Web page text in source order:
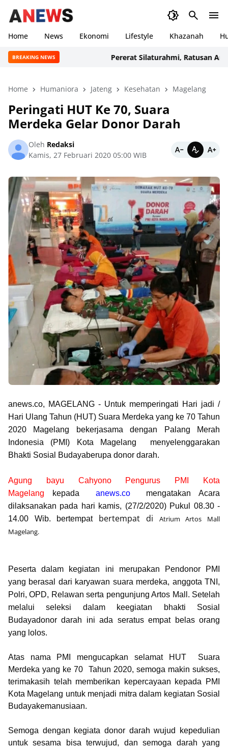
Home News Ekonomi Lifestyle Khazanah
BREAKING NEWS Pererat Silaturahmi, Ratusan
Home Humaniora Jateng Kesehatan Magelang
Peringati HUT Ke 70, Suara
Merdeka Gelar Donor Darah
Oleh Redaksi
Kamis, 27 Februari 2020 05:00 WIB
anews.co, MAGELANG - Untuk memperingati Hari jadi /
Hari Ulang Tahun (HUT) Suara Merdeka yang ke 70 Tahun
2020 Magelang bekerjasama dengan Palang Merah
Indonesia (PMI) Kota Magelang menyelenggarakan
Bhakti Sosial Budayaberupa donor darah.
Agung bayu Cahyono Pengurus PMI Kota
Magelang
kepada anews.comengatakan Acara
dilaksanakan pada hari kamis, (27/2/2020)Pukul 08.30 -
14.00 Wib. bertempat bertempat di
Atrium Artos Mall
Magelang.
Peserta dalam kegiatan ini merupakan Pendonor PMI
yang berasal dari karyawan suara merdeka, anggota TNI,
Polri, OPD, Relawan serta pengunjung Artos Mall. Setelah
melalui seleksi dalam keegiatan bhakti Sosial
Budayadonor darah ini ada seratus empat belas orang
yang lolos.
Atas nama PMI mengucapkan selamat
HUT Suara
Merdeka yang ke 70 Tahun 2020, semoga makin sukses,
terimakasih telah memberikan kepercayaan kepada PMI
Kota Magelang untuk menjadi mitra dalam kegiatan Sosial
Budayakemanusiaan.
Semoga dengan kegiata donor darah wujud kepedulian
untuk sesama bisa terwujud, dan semoga darah yang